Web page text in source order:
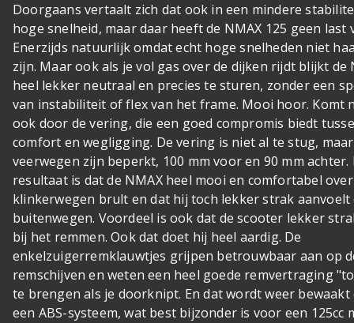
Doorgaans vertaalt zich dat ook in een mindere
hoge snelheid, maar daar heeft de NMAX 125 geen last
Enerzijds natuurlijk omdat echt hoge snelheden niet
zijn. Maar ook als je vol gas over de dijken rijdt blijkt de
heel lekker neutraal en precies te sturen, zonder een
van instabiliteit of flex van het frame. Mooi hoor. Komt
ook door de vering, die een goed compromis biedt
comfort en wegligging. De vering is niet al te stug,
veerwegen zijn beperkt, 100 mm voor en 90 mm achter.
resultaat is dat de NMAX heel mooi en comfortabel over
klinkerwegen brult en dat hij toch lekker strak aanvoelt
buitenwegen. Voordeel is ook dat de scooter lekker
bij het remmen. Ook dat doet hij heel aardig. De
enkelzuigerremklauwtjes grijpen betrouwbaar aan op
remschijven en weten een heel goede remvertraging
te brengen als je doorknipt. En dat wordt weer
een ABS-systeem, wat best bijzonder is voor een 125cc